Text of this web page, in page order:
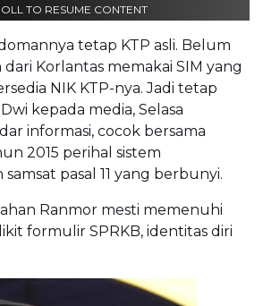
TO RESUME CONTENT
tetap KTP asli. Belum
Korlantas memakai SIM yang
NIK KTP-nya. Jadi tetap
kepada media, Selasa
informasi, cocok bersama
2015 perihal sistem
pasal 11 yang berbunyi.
Ranmor mesti memenuhi
formulir SPRKB, identitas diri